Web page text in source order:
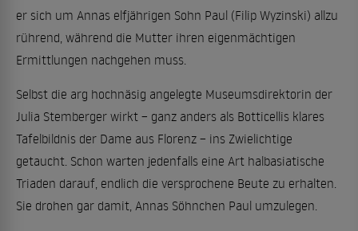
er sich um Annas elfjährigen Sohn Paul (Filip Wyzinski) allzu
rührend, während die Mutter ihren eigenmächtigen
Ermittlungen nachgehen muss.
Selbst die arg hochnäsig angelegte Museumsdirektorin der
Julia Stemberger wirkt – ganz anders als Botticellis klares
Tafelbildnis der Dame aus Florenz – ins Zwielichtige
getaucht. Schon warten jedenfalls eine Art halbasiatische
Triaden darauf, endlich die versprochene Beute zu erhalten.
Sie drohen gar damit, Annas Söhnchen Paul umzulegen.